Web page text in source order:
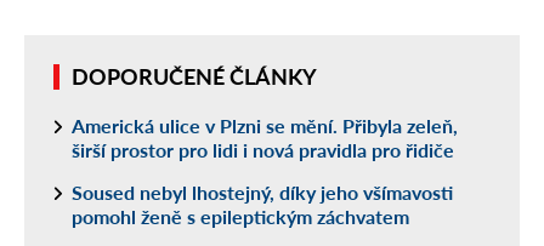
DOPORUČENÉ ČLÁNKY
Americká ulice v Plzni se mění. Přibyla zeleň,
širší prostor pro lidi i nová pravidla pro řidiče
Soused nebyl lhostejný, díky jeho všímavosti
pomohl ženě s epileptickým záchvatem